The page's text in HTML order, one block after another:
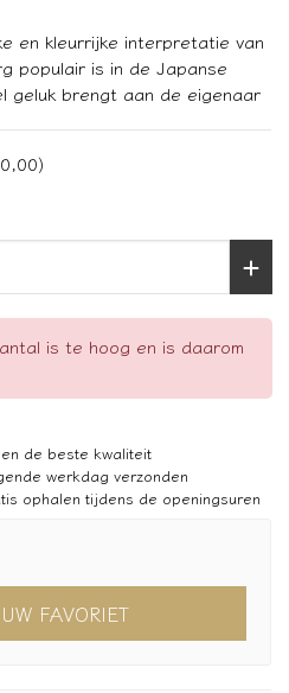
en kleurrijke interpretatie van
populair is in de Japanse
geluk brengt aan de eigenaar
is te hoog en is daarom
de beste kwaliteit
werkdag verzonden
ophalen tijdens de openingsuren
FAVORIET